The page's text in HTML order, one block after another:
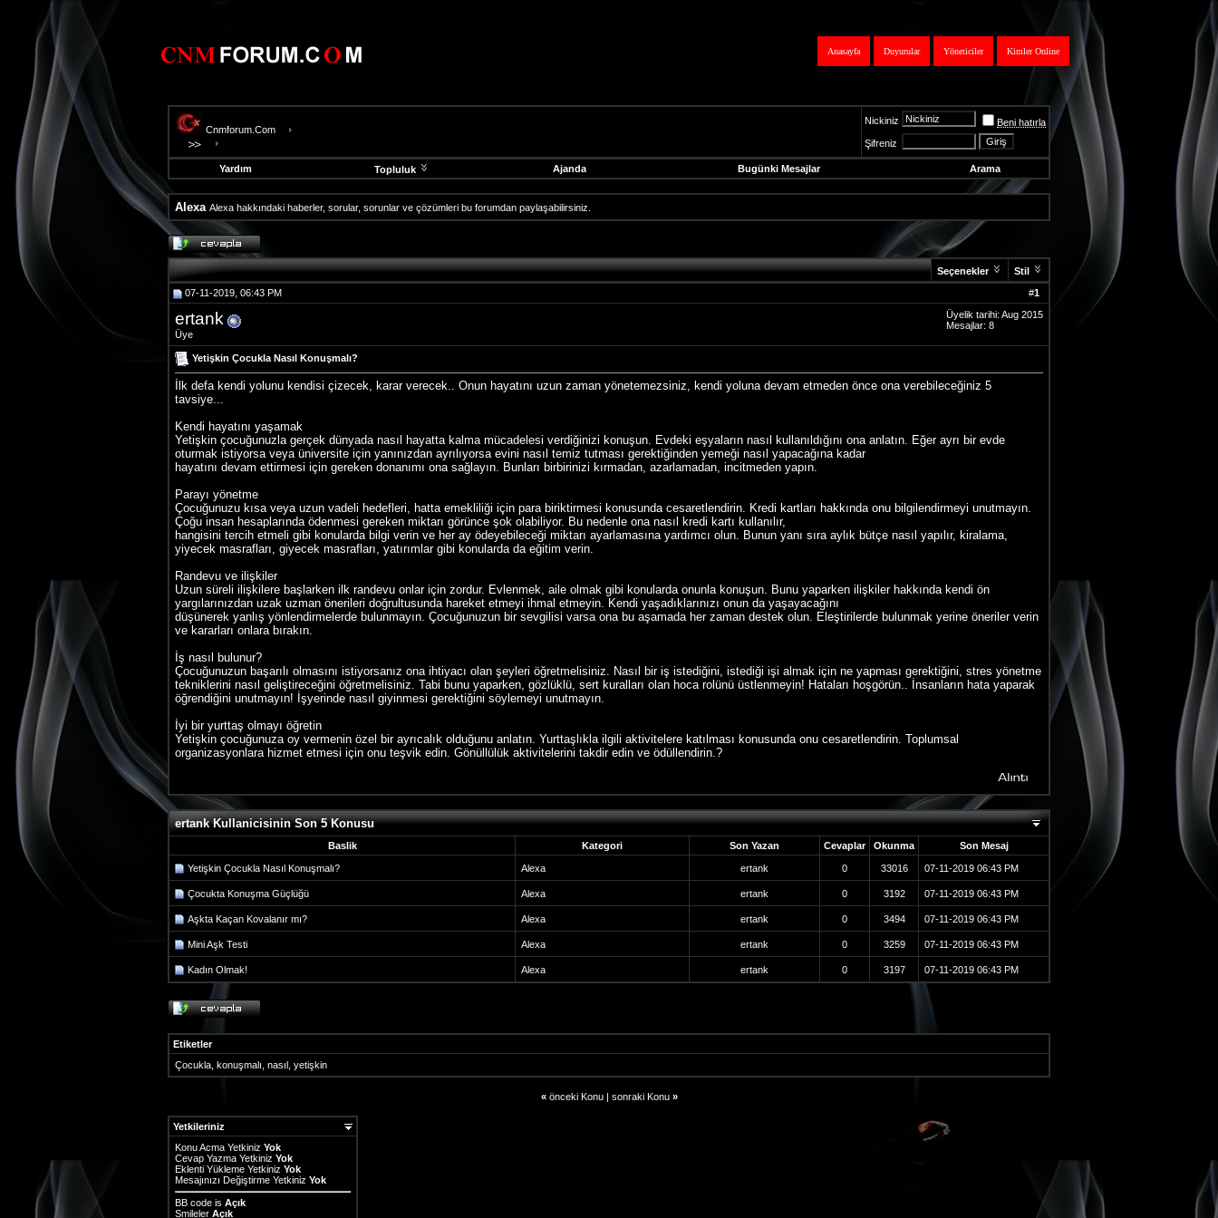
Kimler Online
Yöneticiler
Duyurular
Anasayfa
Cnmforum.Com
Nickiniz
Beni hatırla
Şifreniz
Yardım Topluluk Ajanda Bugünki Mesajlar Arama
Alexa Alexa hakkındaki haberler, sorular, sorunlar ve çözümleri bu forumdan paylaşabilirsiniz.
evooli
fethiye
escort
gaziantep
escort
gaziantep
escort
Seçenekler
Stil
#1
07-11-2019, 06:43 PM
ertank
Üye
Üyelik tarihi: Aug 2015
Mesajlar: 8
Yetişkin Çocukla Nasıl Konuşmalı?
İlk defa kendi yolunu kendisi çizecek, karar verecek.. Onun hayatını uzun zaman yönetemezsiniz, kendi yoluna devam etmeden önce ona verebileceğiniz 5
tavsiye...
Kendi hayatını yaşamak
Yetişkin çocuğunuzla gerçek dünyada nasıl hayatta kalma mücadelesi verdiğinizi konuşun. Evdeki eşyaların nasıl kullanıldığını ona anlatın. Eğer ayrı bir evde
oturmak istiyorsa veya üniversite için yanınızdan ayrılıyorsa evini nasıl temiz tutması gerektiğinden yemeği nasıl yapacağına kadar
hayatını devam ettirmesi için gereken donanımı ona sağlayın. Bunları birbirinizi kırmadan, azarlamadan, incitmeden yapın.
Parayı yönetme
Çocuğunuzu kısa veya uzun vadeli hedefleri, hatta emekliliği için para biriktirmesi konusunda cesaretlendirin. Kredi kartları hakkında onu bilgilendirmeyi unutmayın.
Çoğu insan hesaplarında ödenmesi gereken miktarı görünce şok olabiliyor. Bu nedenle ona nasıl kredi kartı kullanılır,
hangisini tercih etmeli gibi konularda bilgi verin ve her ay ödeyebileceği miktarı ayarlamasına yardımcı olun. Bunun yanı sıra aylık bütçe nasıl yapılır, kiralama,
yiyecek masrafları, giyecek masrafları, yatırımlar gibi konularda da eğitim verin.
Randevu ve ilişkiler
Uzun süreli ilişkilere başlarken ilk randevu onlar için zordur. Evlenmek, aile olmak gibi konularda onunla konuşun. Bunu yaparken ilişkiler hakkında kendi ön
yargılarınızdan uzak uzman önerileri doğrultusunda hareket etmeyi ihmal etmeyin. Kendi yaşadıklarınızı onun da yaşayacağını
düşünerek yanlış yönlendirmelerde bulunmayın. Çocuğunuzun bir sevgilisi varsa ona bu aşamada her zaman destek olun. Eleştirilerde bulunmak yerine öneriler verin
ve kararları onlara bırakın.
İş nasıl bulunur?
Çocuğunuzun başarılı olmasını istiyorsanız ona ihtiyacı olan şeyleri öğretmelisiniz. Nasıl bir iş istediğini, istediği işi almak için ne yapması gerektiğini, stres yönetme
tekniklerini nasıl geliştireceğini öğretmelisiniz. Tabi bunu yaparken, gözlüklü, sert kuralları olan hoca rolünü üstlenmeyin! Hataları hoşgörün.. İnsanların hata yaparak
öğrendiğini unutmayın! İşyerinde nasıl giyinmesi gerektiğini söylemeyi unutmayın.
İyi bir yurttaş olmayı öğretin
Yetişkin çocuğunuza oy vermenin özel bir ayrıcalık olduğunu anlatın. Yurttaşlıkla ilgili aktivitelere katılması konusunda onu cesaretlendirin. Toplumsal
organizasyonlara hizmet etmesi için onu teşvik edin. Gönüllülük aktivitelerini takdir edin ve ödüllendirin.?
ertank Kullanicisinin Son 5 Konusu
Baslik Kategori Son Yazan Cevaplar Okunma Son Mesaj
Yetişkin Çocukla Nasıl Konuşmalı? Alexa ertank 0 33016 07-11-2019 06:43 PM
Çocukta Konuşma Güçlüğü Alexa ertank 0 3192 07-11-2019 06:43 PM
Aşkta Kaçan Kovalanır mı? Alexa ertank 0 3494 07-11-2019 06:43 PM
Mini Aşk Testi Alexa ertank 0 3259 07-11-2019 06:43 PM
Kadın Olmak! Alexa ertank 0 3197 07-11-2019 06:43 PM
Etiketler
Çocukla konuşmalı nasıl yetişkin
« önceki Konu| sonraki Konu »
Yetkileriniz
Konu Acma Yetkiniz Yok
Cevap Yazma Yetkiniz Yok
Eklenti Yükleme Yetkiniz Yok
Mesajınızı Değiştirme Yetkiniz Yok
BB code is Açık
Smileler Açık